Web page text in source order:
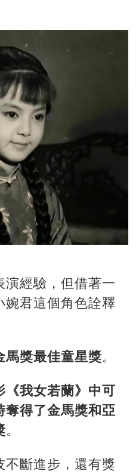
演經驗，但借著一
婉君這個角色詮釋
馬獎最佳童星獎。
《我女若蘭》中可
奪得了金馬獎和亞
。
不斷進步，還有獎